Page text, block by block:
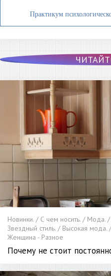
Практикум
Новинки. / С чем носить. / Мода.
Звездный стиль. / Высокая
Женщина - Разное
Почему не стоит